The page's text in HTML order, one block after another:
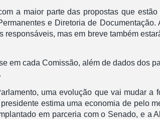
a maior parte das propostas que estão
e Diretoria de Documentação.
mas em breve também
em cada Comissão, além de dados dos
uma evolução que vai mudar a
estima uma economia de pelo
em parceria com o Senado, e a